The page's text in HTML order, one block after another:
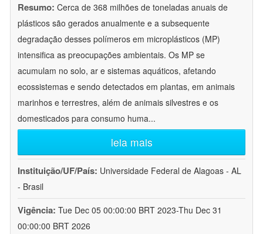
Resumo: Cerca de 368 milhões de toneladas anuais de
plásticos são gerados anualmente e a subsequente
degradação desses polímeros em microplásticos (MP)
intensifica as preocupações ambientais. Os MP se
acumulam no solo, ar e sistemas aquáticos, afetando
ecossistemas e sendo detectados em plantas, em animais
marinhos e terrestres, além de animais silvestres e os
domesticados para consumo huma...
leia mais
Instituição/UF/País: Universidade Federal de Alagoas - AL
- Brasil
Vigência: Tue Dec 05 00:00:00 BRT 2023-Thu Dec 31
00:00:00 BRT 2026